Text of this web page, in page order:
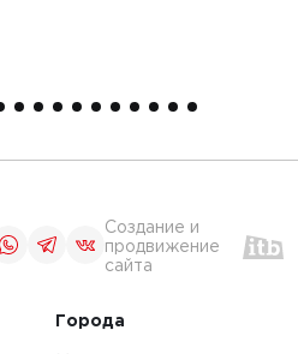
Создание и
продвижение
сайта
Города